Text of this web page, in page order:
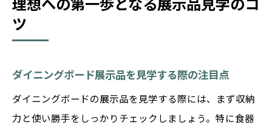
ツ
ダイニングボード展示品を見学する際の注目点
ダイニングボードの展示品を見学する際には、まず収納
力と使い勝手をしっかりチェックしましょう。特に食器